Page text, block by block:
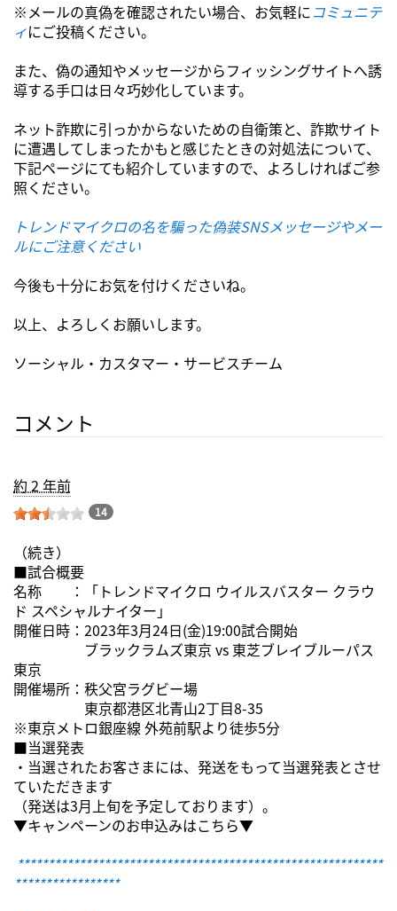
※メールの真偽を確認されたい場合、お気軽にコミュニテ
ィにご投稿ください。
また、偽の通知やメッセージからフィッシングサイトへ誘
導する手口は日々巧妙化しています。
ネット詐欺に引っかからないための自衛策と、詐欺サイト
に遭遇してしまったかもと感じたときの対処法について、
下記ページにても紹介していますので、よろしければご参
照ください。
トレンドマイクロの名を騙った偽装SNSメッセージやメー
ルにご注意ください
今後も十分にお気を付けくださいね。
以上、よろしくお願いします。
ソーシャル・カスタマー・サービスチーム
コメント
約 2 年前
14
（続き）
■試合概要
名称 ：「トレンドマイクロ ウイルスバスター クラウ
ド スペシャルナイター」
開催日時：2023年3月24日(金)19:00試合開始
ブラックラムズ東京 vs 東芝ブレイブルーパス
東京
開催場所：秩父宮ラグビー場
東京都港区北青山2丁目8-35
※東京メトロ銀座線 外苑前駅より徒歩5分
■当選発表
・当選されたお客さまには、発送をもって当選発表とさせ
ていただきます
（発送は3月上旬を予定しております）。
▼キャンペーンのお申込みはこちら▼
***********************************************************
*****************